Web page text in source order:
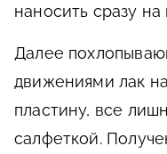
наносить сразу на
Далее
движениями лак
пластину, все
салфеткой.